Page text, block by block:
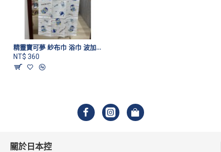
精靈寶可夢 紗布巾 浴巾 波加曼款
NT$ 360
關於日本控